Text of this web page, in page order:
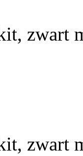
zwart
zwart